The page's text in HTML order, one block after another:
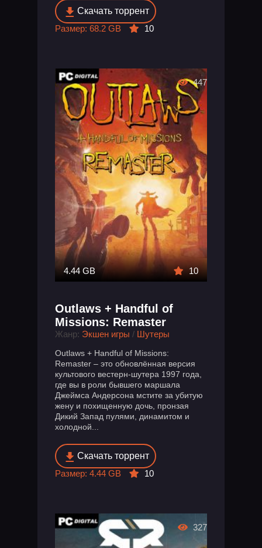
Скачать торрент
Размер: 68.2 GB
10
4.44 GB 10
Outlaws + Handful of
Missions: Remaster
Жанр: Экшен игры / Шутеры
Outlaws + Handful of Missions:
Remaster – это обновлённая версия
культового вестерн-шутера 1997 года,
где вы в роли бывшего маршала
Джеймса Андерсона мстите за убитую
жену и похищенную дочь, пронзая
Дикий Запад пулями, динамитом и
холодной...
Скачать торрент
Размер: 4.44 GB
10
447
327